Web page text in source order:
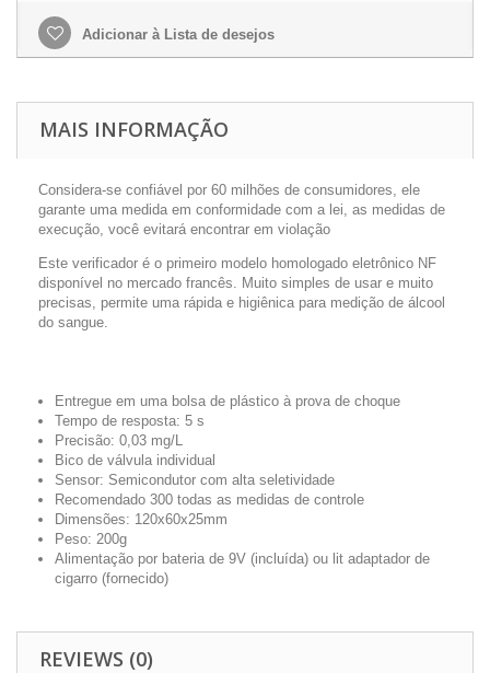
Adicionar à Lista de desejos
MAIS INFORMAÇÃO
Considera-se confiável por 60 milhões de consumidores, ele
garante uma medida em conformidade com a lei, as medidas de
execução, você evitará encontrar em violação
Este verificador é o primeiro modelo homologado eletrônico NF
disponível no mercado francês. Muito simples de usar e muito
precisas, permite uma rápida e higiênica para medição de álcool
do sangue.
Entregue em uma bolsa de plástico à prova de choque
Tempo de resposta: 5 s
Precisão: 0,03 mg/L
Bico de válvula individual
Sensor: Semicondutor com alta seletividade
Recomendado 300 todas as medidas de controle
Dimensões: 120x60x25mm
Peso: 200g
Alimentação por bateria de 9V (incluída) ou lit adaptador de
cigarro (fornecido)
REVIEWS (0)